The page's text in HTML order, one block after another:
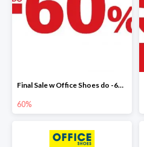
Final Sale w Office Shoes do -60%
60%